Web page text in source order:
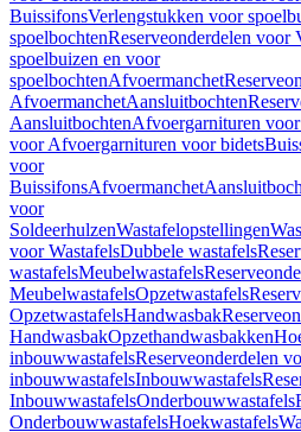
BuissifonsVerlengstukken voor
spoelbochtenReserveonderdelen voor
spoelbuizen en voor
spoelbochtenAfvoermanchet
AfvoermanchetAansluitbochten
AansluitbochtenAfvoergarnituren
voor Afvoergarnituren voor bidets
voor
BuissifonsAfvoermanchet
voor
SoldeerhulzenWastafelopstellingen
voor WastafelsDubbele wastafels
wastafelsMeubelwastafels
MeubelwastafelsOpzetwastafels
OpzetwastafelsHandwasbak
HandwasbakOpzethandwasbakken
inbouwwastafelsReserveonderdelen
inbouwwastafelsInbouwwastafels
InbouwwastafelsOnderbouwwastafels
OnderbouwwastafelsHoekwastafels